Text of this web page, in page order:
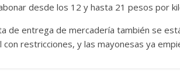
desde los 12 y hasta 21 pesos por
de entrega de mercadería también se
restricciones, y las mayonesas ya